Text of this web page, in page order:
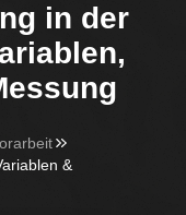
in der
&